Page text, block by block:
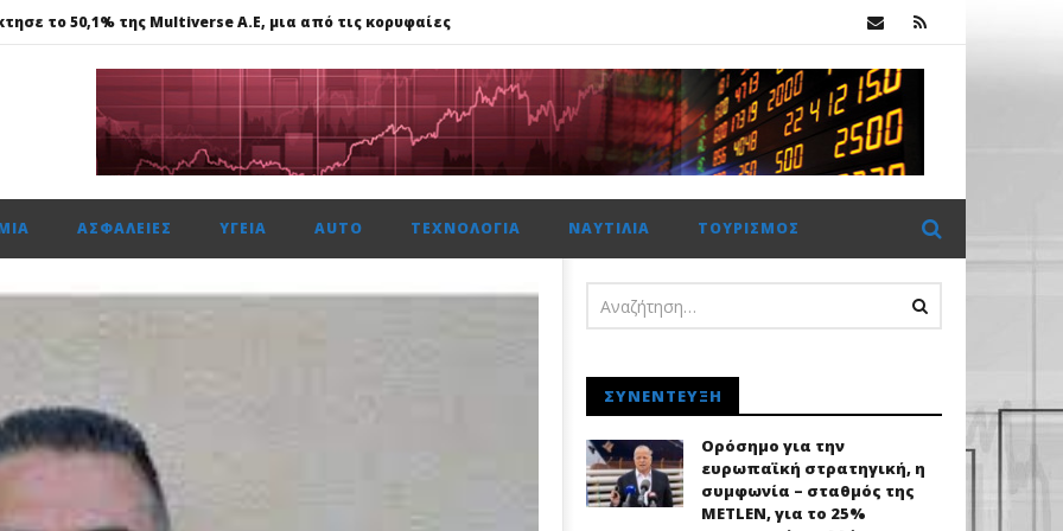
το 50,1% της Multiverse A.E, μια από τις κορυφαίες
Χρηματιστήριο Αθηνών: Πέμπτο σερί κλείσιμο πάνω από τις 2.600 μονάδες με στηρίγματα από τις τράπεζες
€49,35 εκατ., το 50% του Sofia South Ring Mall
το 50,1% της Multiverse A.E, μια από τις κορυφαίες
ΑΣΦΆΛΕΙΕΣ ΥΓΕΊΑ AUTO ΤΕΧΝΟΛΟΓΊΑ ΝΑΥΤΙΛΊΑ ΤΟΥΡΙΣΜΌΣ
ΣΥΝΈΝΤΕΥΞΗ
Ορόσημο για την
ευρωπαϊκή στρατηγική, η
συμφωνία – σταθμός της
METLEN, για το 25%